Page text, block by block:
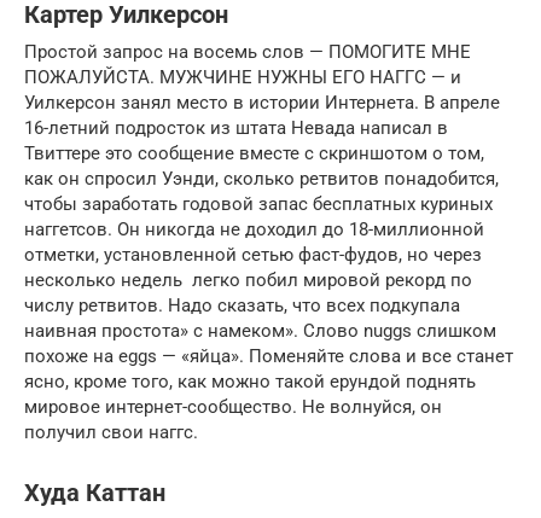
Картер Уилкерсон
Простой запрос на восемь слов — ПОМОГИТЕ МНЕ
ПОЖАЛУЙСТА. МУЖЧИНЕ НУЖНЫ ЕГО НАГГС — и
Уилкерсон занял место в истории Интернета. В апреле
16-летний подросток из штата Невада написал в
Твиттере это сообщение вместе с скриншотом о том,
как он спросил Уэнди, сколько ретвитов понадобится,
чтобы заработать годовой запас бесплатных куриных
наггетсов. Он никогда не доходил до 18-миллионной
отметки, установленной сетью фаст-фудов, но через
несколько недель легко побил мировой рекорд по
числу ретвитов. Надо сказать, что всех подкупала
наивная простота» с намеком». Слово nuggs слишком
похоже на eggs — «яйца». Поменяйте слова и все станет
ясно, кроме того, как можно такой ерундой поднять
мировое интернет-сообщество. Не волнуйся, он
получил свои наггс.
Худа Каттан